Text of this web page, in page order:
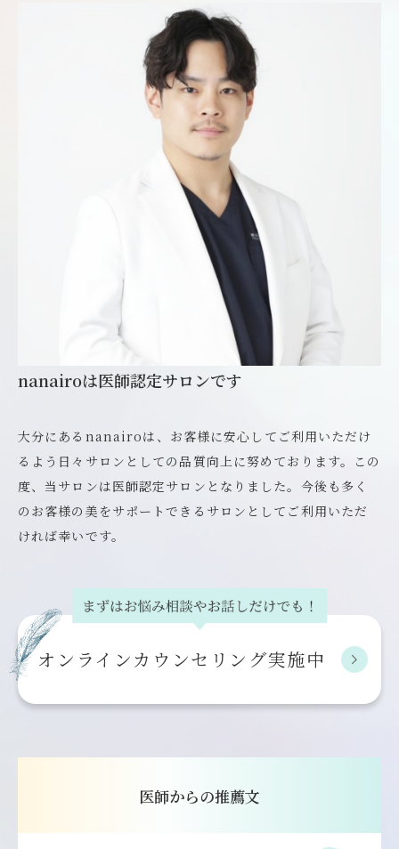
nanairoは医師認定サロンです
大分にあるnanairoは、お客様に安心してご利用いただけ
るよう日々サロンとしての品質向上に努めております。この
度、当サロンは医師認定サロンとなりました。今後も多く
のお客様の美をサポートできるサロンとしてご利用いただ
ければ幸いです。
オンライン カウンセリング実施中
医師からの推薦文